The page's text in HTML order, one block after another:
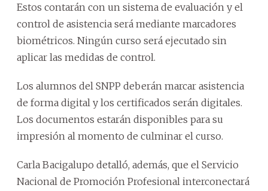
Estos contarán con un sistema de evaluación y el
control de asistencia será mediante marcadores
biométricos. Ningún curso será ejecutado sin
aplicar las medidas de control.
Los alumnos del SNPP deberán marcar asistencia
de forma digital y los certificados serán digitales.
Los documentos estarán disponibles para su
impresión al momento de culminar el curso.
Carla Bacigalupo detalló, además, que el Servicio
Nacional de Promoción Profesional interconectará